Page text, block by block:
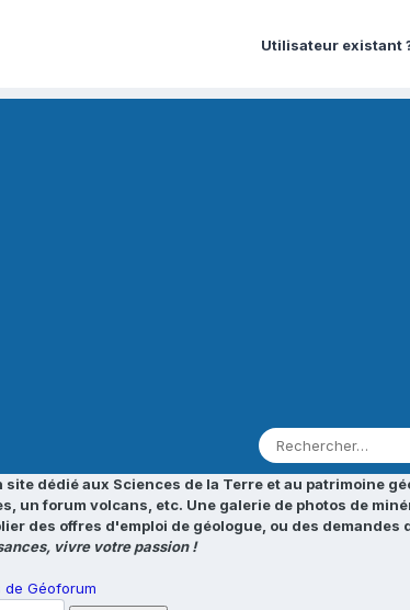
Utilisateur existant
dédié aux Sciences de la Terre et au patrimoine
forum volcans, etc. Une galerie de photos de
des offres d'emploi de géologue, ou des demandes
vivre votre passion !
Géoforum